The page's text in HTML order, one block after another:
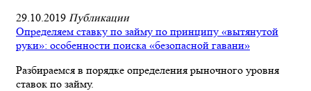
29.10.2019 Публикации
Определяем ставку по займу по принципу «вытянутой
руки»: особенности поиска «безопасной гавани»
Разбираемся в порядке определения рыночного уровня
ставок по займу.